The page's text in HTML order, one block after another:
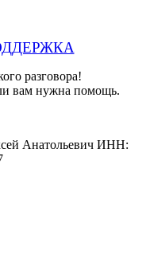
разговора!
вам нужна помощь.
Анатольевич ИНН: